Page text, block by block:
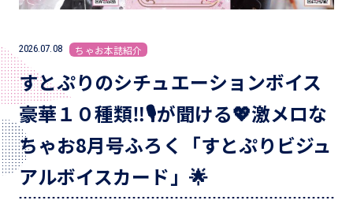
2026.07.08 ちゃお本誌紹介
すとぷりのシチュエーションボイス
豪華１０種類‼🎙が聞ける💖激メロな
ちゃお8月号ふろく「すとぷりビジュ
アルボイスカード」🌟